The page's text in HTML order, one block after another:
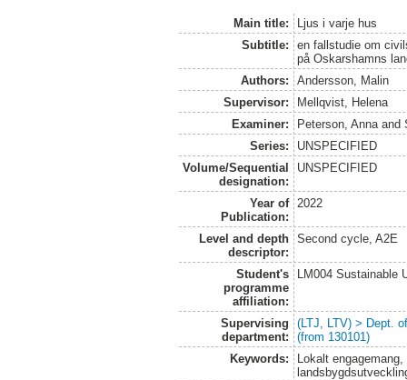
Main title:
Ljus i varje hus
Subtitle:
en fallstudie om
på Oskarshamns
Authors:
Andersson, Malin
Supervisor:
Mellqvist, Helena
Examiner:
Peterson, Anna and
Series:
UNSPECIFIED
Volume/Sequential
designation:
UNSPECIFIED
Year of
Publication:
2022
Level and depth
descriptor:
Second cycle, A2E
Student's
programme
affiliation:
LM004 Sustainable
Supervising
department:
(LTJ, LTV) > Dept.
(from 130101)
Keywords:
Lokalt